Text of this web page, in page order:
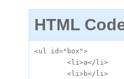
HTML Code
<ul id="box">